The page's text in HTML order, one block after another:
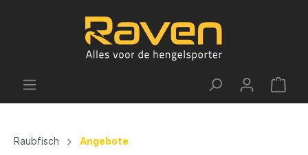
Raubfisch Angebote